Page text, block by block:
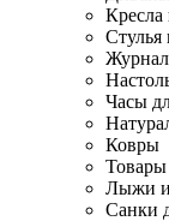
Кресла
Стулья
Часы
Ковры
Товары
Лыжи и
Санки